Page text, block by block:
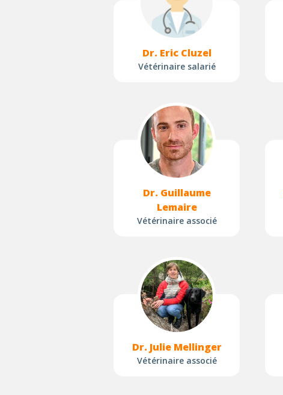
Dr. Eric Cluzel
Vétérinaire salarié
Dr. Guillaume
Lemaire
Vétérinaire associé
Dr. Julie Mellinger
Vétérinaire associé